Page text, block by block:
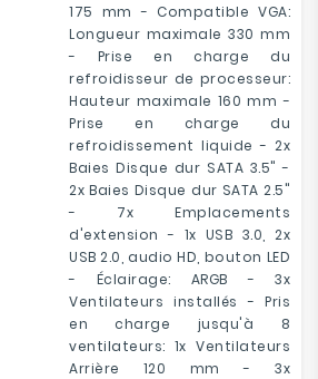
175 mm - Compatible VGA:
Longueur maximale 330 mm
- Prise en charge du
refroidisseur de processeur:
Hauteur maximale 160 mm -
Prise en charge du
refroidissement liquide - 2x
Baies Disque dur SATA 3.5" -
2x Baies Disque dur SATA 2.5"
- 7x Emplacements
d'extension - 1x USB 3.0, 2x
USB 2.0, audio HD, bouton LED
- Éclairage: ARGB - 3x
Ventilateurs installés - Pris
en charge jusqu'à 8
ventilateurs: 1x Ventilateurs
Arrière 120 mm - 3x